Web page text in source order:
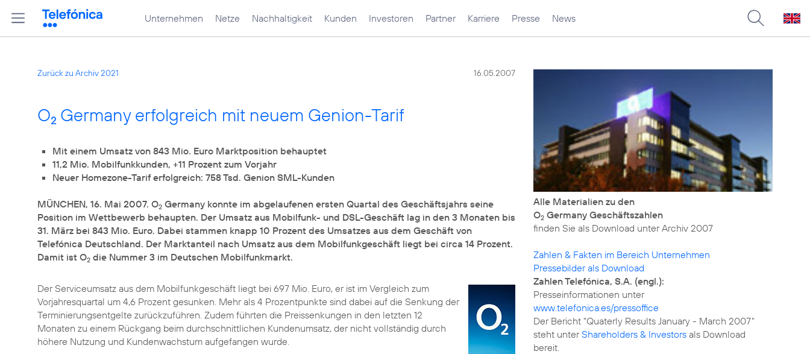
Unternehmen Netze Nachhaltigkeit Kunden Investoren Partner Karriere Presse News
Zurück zu Archiv 2021 16.05.2007
O2 Germany erfolgreich mit neuem Genion-Tarif
Mit einem Umsatz von 843 Mio. Euro Marktposition behauptet
11,2 Mio. Mobilfunkkunden, +11 Prozent zum Vorjahr
Neuer Homezone-Tarif erfolgreich: 758 Tsd. Genion SML-Kunden
MÜNCHEN, 16. Mai 2007. O2 Germany konnte im abgelaufenen ersten Quartal des Geschäftsjahrs seine
Position im Wettbewerb behaupten. Der Umsatz aus Mobilfunk- und DSL-Geschäft lag in den 3 Monaten bis
31. März bei 843 Mio. Euro. Dabei stammen knapp 10 Prozent des Umsatzes aus dem Geschäft von
Telefónica Deutschland. Der Marktanteil nach Umsatz aus dem Mobilfunkgeschäft liegt bei circa 14 Prozent.
Damit ist O2 die Nummer 3 im Deutschen Mobilfunkmarkt.
Der Serviceumsatz aus dem Mobilfunkgeschäft liegt bei 697 Mio. Euro, er ist im Vergleich zum
Vorjahresquartal um 4,6 Prozent gesunken. Mehr als 4 Prozentpunkte sind dabei auf die Senkung der
Terminierungsentgelte zurückzuführen. Zudem führten die Preissenkungen in den letzten 12
Monaten zu einem Rückgang beim durchschnittlichen Kundenumsatz, der nicht vollständig durch
höhere Nutzung und Kundenwachstum aufgefangen wurde.
Alle Materialien zu den
O2 Germany Geschäftszahlen
finden Sie als Download unterArchiv 2007
Zahlen & Fakten im Bereich Unternehmen
Pressebilder als Download
Zahlen Telefónica, S.A. (engl.):
Presseinformationen unter
www.telefonica.es/pressoffice
Der Bericht "Quaterly Results January - March 2007"
steht unterShareholders & Investors als Download
bereit.